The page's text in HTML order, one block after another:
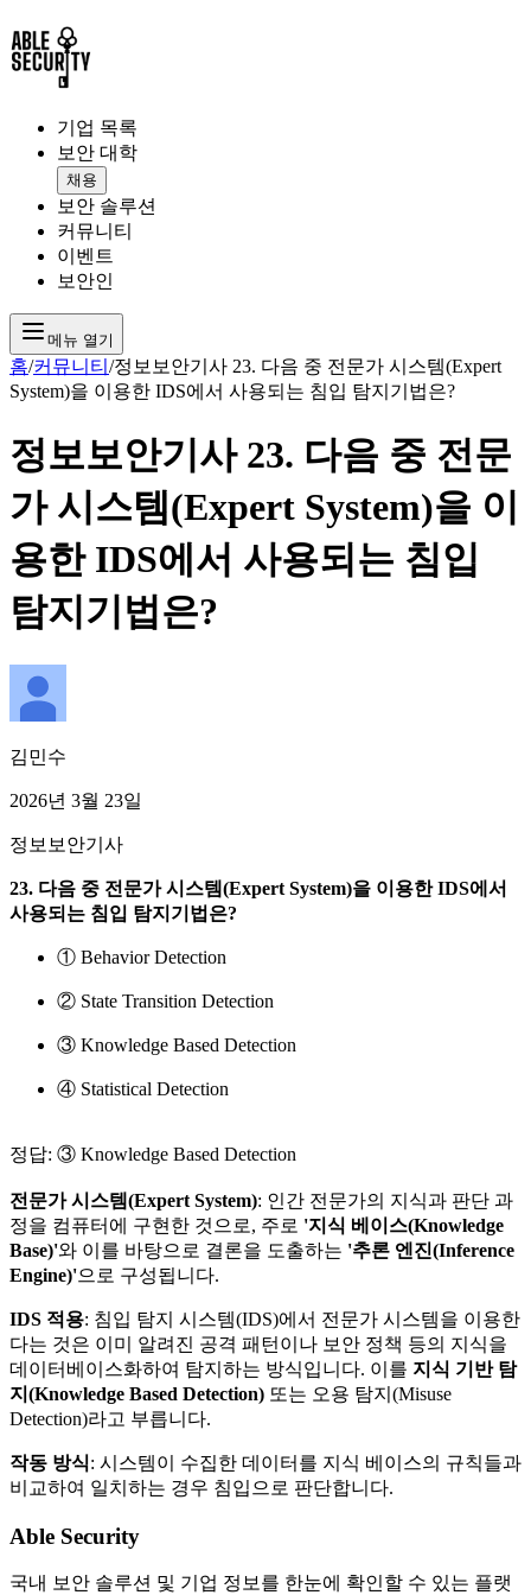
기업 목록
보안 대학
채용
보안 솔루션
커뮤니티
이벤트
보안인
메뉴 열기
홈/커뮤니티 /정보보안기사 23. 다음 중 전문가 시스템(Expert
System)을 이용한 IDS에서 사용되는 침입 탐지기법은?
정보보안기사 23. 다음 중 전문
가 시스템(Expert System)을 이
용한 IDS에서 사용되는 침입
탐지기법은?
김민수
2026년 3월 23일
정보보안기사
23. 다음 중 전문가 시스템(Expert System)을 이용한 IDS에서
사용되는 침입 탐지기법은?
① Behavior Detection
② State Transition Detection
③ Knowledge Based Detection
④ Statistical Detection
정답: ③ Knowledge Based Detection
전문가 시스템(Expert System): 인간 전문가의 지식과 판단 과
정을 컴퓨터에 구현한 것으로, 주로 '지식 베이스(Knowledge
Base)'와 이를 바탕으로 결론을 도출하는 '추론 엔진(Inference
Engine)'으로 구성됩니다.
IDS 적용: 침입 탐지 시스템(IDS)에서 전문가 시스템을 이용한
다는 것은 이미 알려진 공격 패턴이나 보안 정책 등의 지식을
데이터베이스화하여 탐지하는 방식입니다. 이를 지식 기반 탐
지(Knowledge Based Detection) 또는 오용 탐지(Misuse
Detection)라고 부릅니다.
작동 방식: 시스템이 수집한 데이터를 지식 베이스의 규칙들과
비교하여 일치하는 경우 침입으로 판단합니다.
Able Security
국내 보안 솔루션 및 기업 정보를 한눈에 확인할 수 있는 플랫